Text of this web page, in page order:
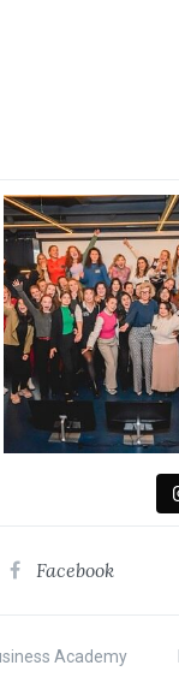
Facebook
Academy